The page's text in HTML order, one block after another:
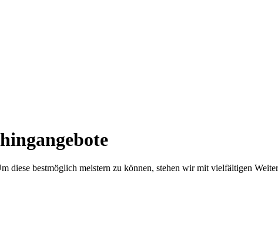
diese bestmöglich meistern zu können, stehen wir mit vielfältigen